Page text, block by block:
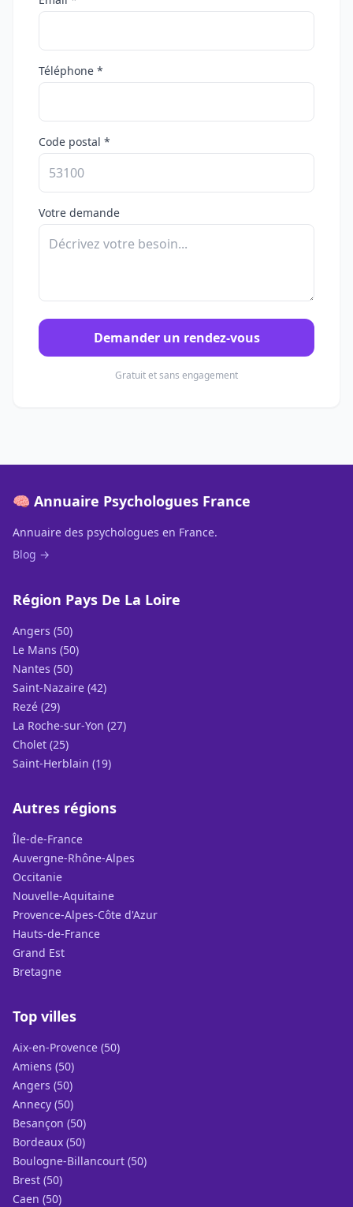
Téléphone *
Code postal *
Votre demande
Demander un rendez-vous
Gratuit et sans engagement
🧠 Annuaire Psychologues France
Annuaire des psychologues en France.
Blog →
Région Pays De La Loire
Angers (50)
Le Mans (50)
Nantes (50)
Saint-Nazaire (42)
Rezé (29)
La Roche-sur-Yon (27)
Cholet (25)
Saint-Herblain (19)
Autres régions
Île-de-France
Auvergne-Rhône-Alpes
Occitanie
Nouvelle-Aquitaine
Provence-Alpes-Côte d'Azur
Hauts-de-France
Grand Est
Bretagne
Top villes
Aix-en-Provence (50)
Amiens (50)
Angers (50)
Annecy (50)
Besançon (50)
Bordeaux (50)
Boulogne-Billancourt (50)
Brest (50)
Caen (50)